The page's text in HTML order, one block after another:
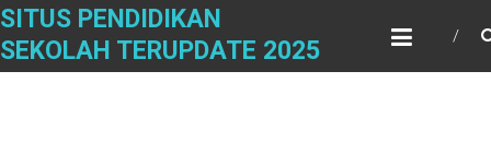
Skip
content
SITUS PENDIDIKAN
SEKOLAH TERUPDATE 2025